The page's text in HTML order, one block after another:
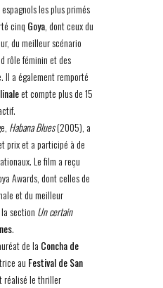
les plus primés
cinq Goya, dont ceux du
du meilleur scénario
rôle féminin et des
a également remporté
et compte plus de 15
Habana Blues(2005), a
prix et a participé à de
Le film a reçu
Awards, dont celles de
et du meilleur
section Un certain
.
de la Concha de
au Festival de San
réalisé le thriller